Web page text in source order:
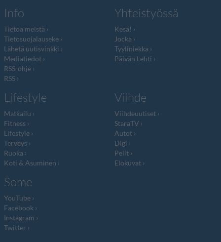
Info
Tietoa meistä
Tietosuojalauseke
Lähetä uutisvinkki
Mediatiedot
RSS-ohje
RSS
Yhteistyössä
Kesä!
Jocka
Tyyliniekka
Päivän Lehti
Lifestyle
Matkailu
Fitness
Lifestyle
Terveys
Ruoka
Koti & Asuminen
Viihde
Viihdeuutiset
StaraTV
Autot
Digi
Pelit
Elokuvat
Some
YouTube
Facebook
Instagram
Twitter